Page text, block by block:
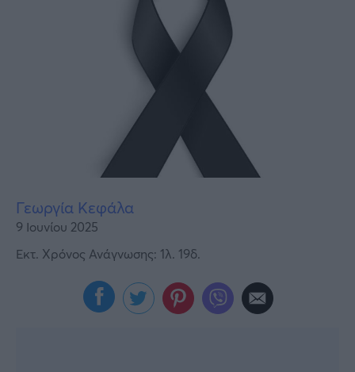
Γεωργία Κεφάλα
9 Ιουνίου 2025
Εκτ. Χρόνος Ανάγνωσης: 1λ. 19δ.